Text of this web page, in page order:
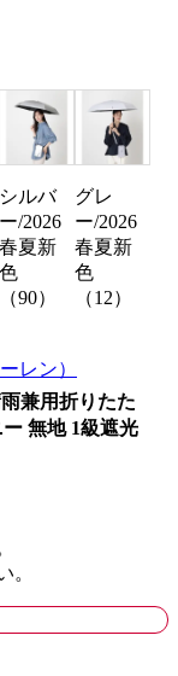
シルバ
ー/2026
春夏新
色
（90）
グレ
ー/2026
春夏新
色
（12）
レン）
兼用折りたた
無地 1級遮光
。